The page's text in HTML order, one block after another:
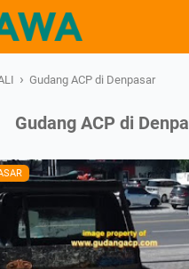
› Gudang ACP di Denpasar
Gudang ACP di